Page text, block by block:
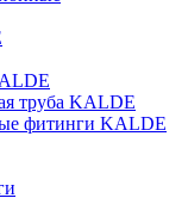
труба KALDE
фитинги KALDE